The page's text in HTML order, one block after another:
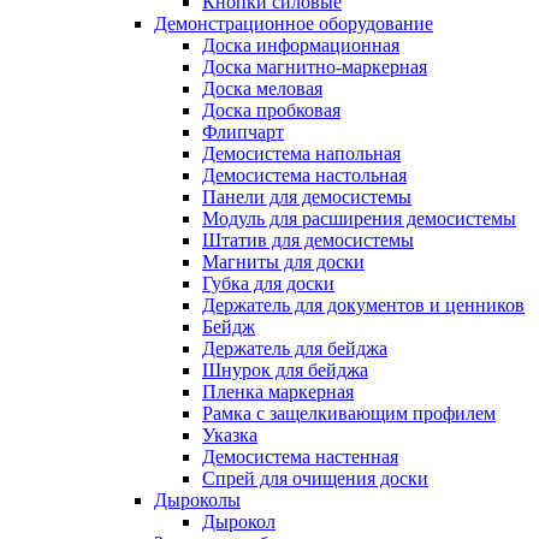
Демонстрационное оборудование
Доска информационная
Доска магнитно-маркерная
Доска меловая
Доска пробковая
Флипчарт
Демосистема напольная
Демосистема настольная
Панели для демосистемы
Модуль для расширения демосистемы
Штатив для демосистемы
Магниты для доски
Губка для доски
Держатель для документов и ценников
Бейдж
Держатель для бейджа
Шнурок для бейджа
Пленка маркерная
Рамка с защелкивающим профилем
Указка
Демосистема настенная
Спрей для очищения доски
Дыроколы
Дырокол